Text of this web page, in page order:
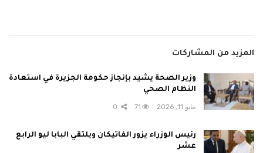
المزيد من المشاركات
وزير الصحة يشيد بإنجاز حكومة الجزيرة في استعادة
النظام الصحي
مايو 11, 2026 71
رئيس الوزراء يزور الفاتيكان ويلتقي البابا ليو الرابع
عشر